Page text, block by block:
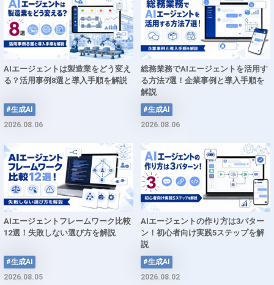
AIエージェントは製造業をどう変え
る？活用事例8選と導入手順を解説
#生成AI
2026.08.06
総務業務でAIエージェントを活用す
る方法7選！企業事例と導入手順を
解説
#生成AI
2026.08.06
AIエージェントフレームワーク比較
12選！失敗しない選び方を解説
#生成AI
2026.08.05
AIエージェントの作り方は3パター
ン！初心者向け実践5ステップを解
説
#生成AI
2026.08.02